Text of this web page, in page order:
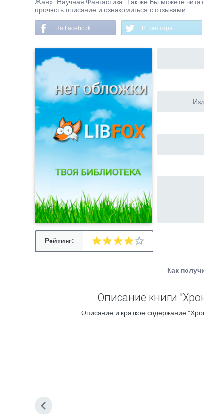
Жанр: Научная Фантастика. Так же Вы можете
прочесть описание и ознакомиться с отзывами.
На Facebook В Твиттере
Рейтинг:
Как
Описание книги
Описание и краткое содержание